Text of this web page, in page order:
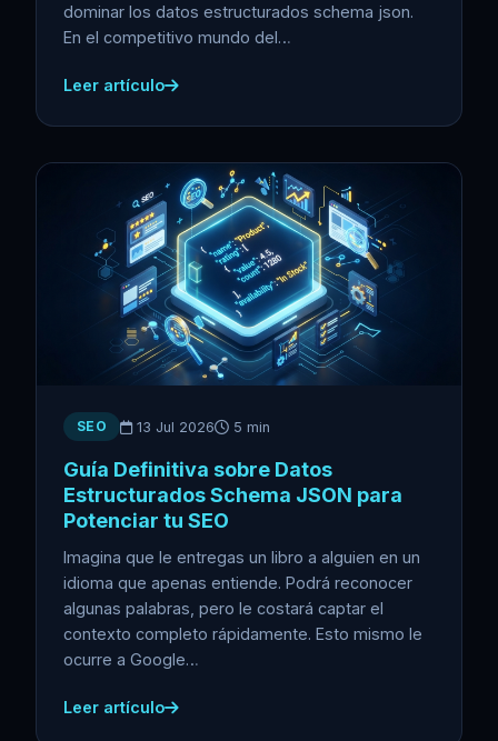
dominar los datos estructurados schema json.
En el competitivo mundo del…
Leer artículo
SEO 13 Jul 2026 5 min
Guía Definitiva sobre Datos
Estructurados Schema JSON para
Potenciar tu SEO
Imagina que le entregas un libro a alguien en un
idioma que apenas entiende. Podrá reconocer
algunas palabras, pero le costará captar el
contexto completo rápidamente. Esto mismo le
ocurre a Google…
Leer artículo